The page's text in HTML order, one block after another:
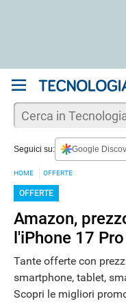
Seguici su: Google
HOME OFFERTE
OFFERTE
Amazon,
l'iPhone 17
Tante offerte con
smartphone, tablet,
Scopri le migliori